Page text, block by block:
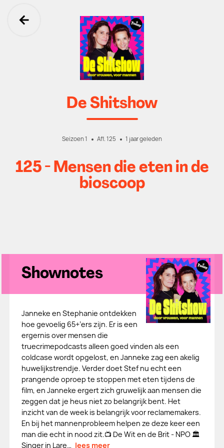
Ga terug
De Shitshow
Seizoen 1 Afl. 125 1 jaar geleden
125 - Mensen die eten in de
bioscoop
Shownotes
Janneke en Stephanie ontdekken
hoe gevoelig 65+’ers zijn. Er is een
ergernis over mensen die
truecrimepodcasts alleen goed vinden als een
coldcase wordt opgelost, en Janneke zag een akelig
huwelijkstrendje. Verder doet Stef nu echt een
prangende oproep te stoppen met eten tijdens de
film, en Janneke ergert zich gruwelijk aan mensen die
zeggen dat je heus niet zo belangrijk bent. Het
inzicht van de week is belangrijk voor reclamemakers.
En bij het mannenprobleem helpen ze deze keer een
man die echt in nood zit.📺 De Wit en de Brit - NPO 🏛️
Singer in Lare… lees meer